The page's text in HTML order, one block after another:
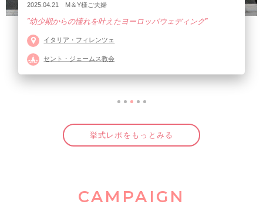
2025.04.21 M＆Y様ご夫婦
”幼少期からの憧れを叶えたヨーロッパウェディング”
イタリア・フィレンツェ
セント・ジェームス教会
挙式レポをもっとみる
CAMPAIGN